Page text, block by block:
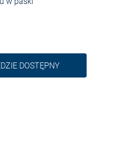
DOSTĘPNY